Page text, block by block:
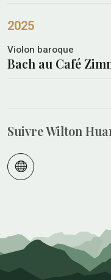
2025
Bach au Café
Violon baroque
Suivre Wilton